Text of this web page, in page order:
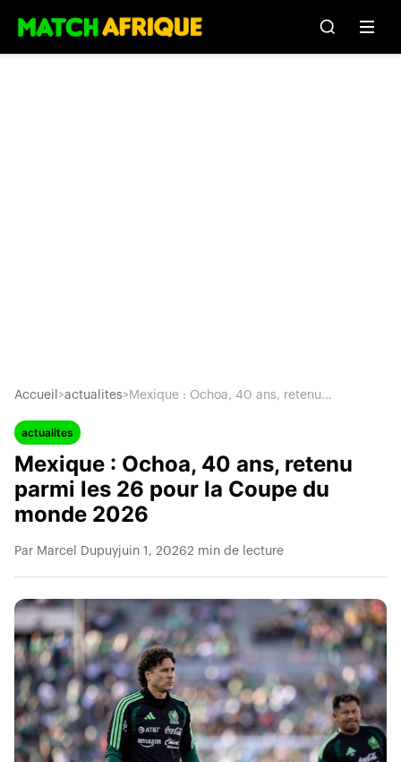
Accueil >actualites> Mexique : Ochoa, 40 ans, retenu...
actualites
Mexique : Ochoa, 40 ans, retenu
parmi les 26 pour la Coupe du
monde 2026
Par Marcel Dupuyjuin 1, 20262 min de lecture